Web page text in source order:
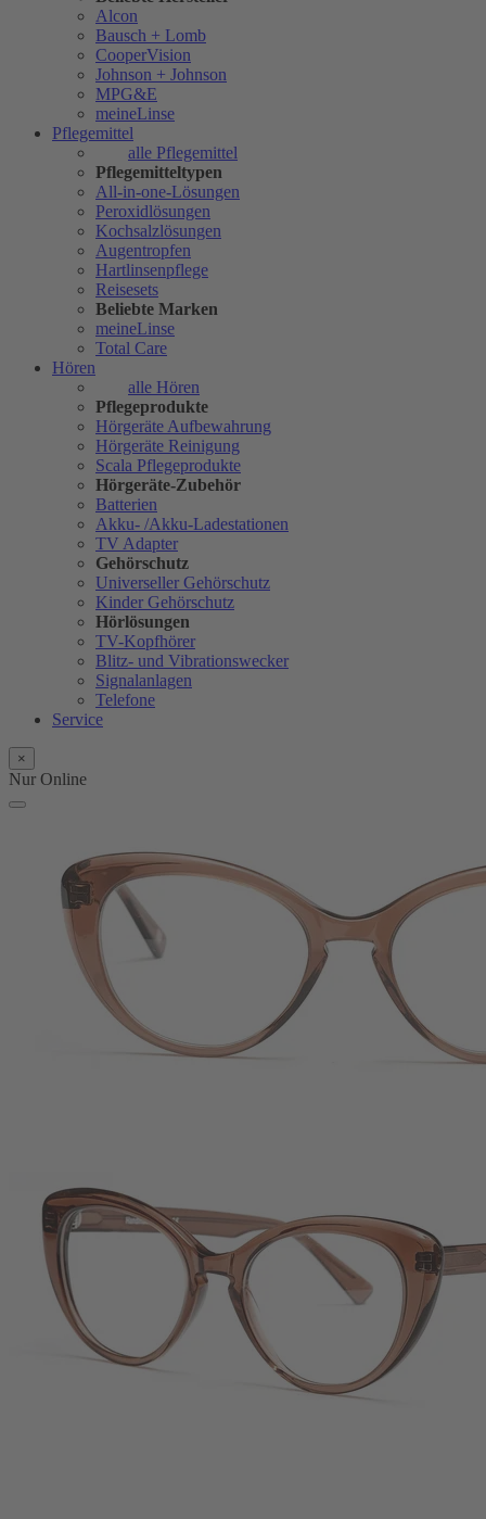
Alcon
Bausch + Lomb
CooperVision
Johnson + Johnson
MPG&E
meineLinse
Pflegemittel
alle Pflegemittel
Pflegemitteltypen
All-in-one-Lösungen
Peroxidlösungen
Kochsalzlösungen
Augentropfen
Hartlinsenpflege
Reisesets
Beliebte Marken
meineLinse
Total Care
Hören
alle Hören
Pflegeprodukte
Hörgeräte Aufbewahrung
Hörgeräte Reinigung
Scala Pflegeprodukte
Hörgeräte-Zubehör
Batterien
Akku- /Akku-Ladestationen
TV Adapter
Gehörschutz
Universeller Gehörschutz
Kinder Gehörschutz
Hörlösungen
TV-Kopfhörer
Blitz- und Vibrationswecker
Signalanlagen
Telefone
Service
×
Nur Online